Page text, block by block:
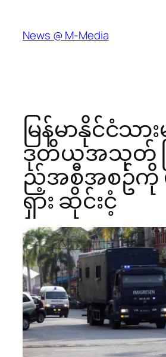
content
News @ M-Media
မြန်မာနိုင်ငံသား
ဒုတိယအသုတ် ပ
ည့်အစီအစဥ်ကို
ရှား ဆိုင်းငံ့